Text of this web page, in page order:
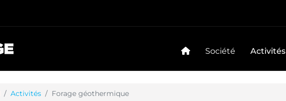
Société Activités
Activités Forage géothermique